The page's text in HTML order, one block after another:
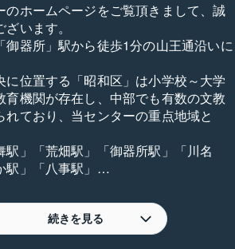
のホームページをご覧頂きまして、誠
います。
御器所」駅から徒歩1分の山王通沿いに
に位置する「昭和区」は小学校～大学
育機関が存在し、中部でも有数の文教
れており、当センターの重点地域と
駅」「荒畑駅」「御器所駅」「川名
」「八事駅」
駅」「八事日赤駅」「名古屋大学駅」
としております。
辺の瑞穂区・天白区・千種区・中区・
続きを見る